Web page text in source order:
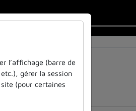
l’affichage (barre de
gérer la session
(pour certaines